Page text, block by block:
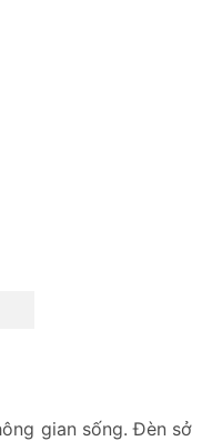
gian sống. Đèn sở